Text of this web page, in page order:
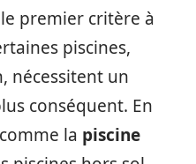
premier critère à
piscines,
nécessitent un
conséquent. En
la piscine